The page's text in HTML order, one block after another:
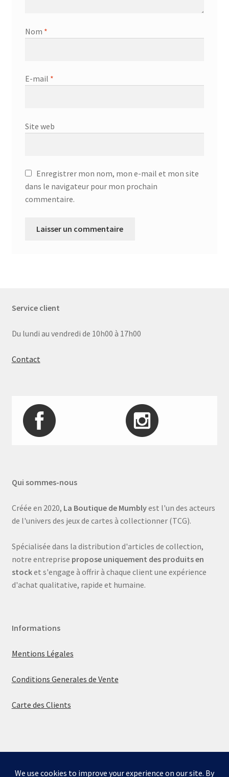
Nom *
E-mail *
Site web
Enregistrer mon nom, mon e-mail et mon site
dans le navigateur pour mon prochain
commentaire.
Service client
Du lundi au vendredi de 10h00 à 17h00
Contact
Qui sommes-nous
Créée en 2020, La Boutique de Mumblyest l'un des acteurs
de l'univers des jeux de cartes à collectionner (TCG).
Spécialisée dans la distribution d'articles de collection,
notre entreprise propose uniquement des produits en
stocket s'engage à offrir à chaque client une expérience
d'achat qualitative, rapide et humaine.
Informations
Mentions Légales
Conditions Generales de Vente
Carte des Clients
© La boutique de Mumbly 2026